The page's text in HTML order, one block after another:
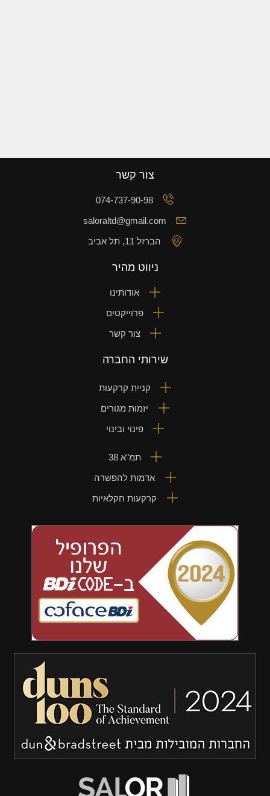
צור קשר
074-737-90-98
saloraltd@gmail.com
הברזל 11, תל אביב
ניווט מהיר
אודותינו
פרוייקטים
צור קשר
שירותי החברה
קניית קרקעות
יזמות מגורים
פינוי ובינוי
תמ"א 38
אדמות להפשרה
קרקעות חקלאיות